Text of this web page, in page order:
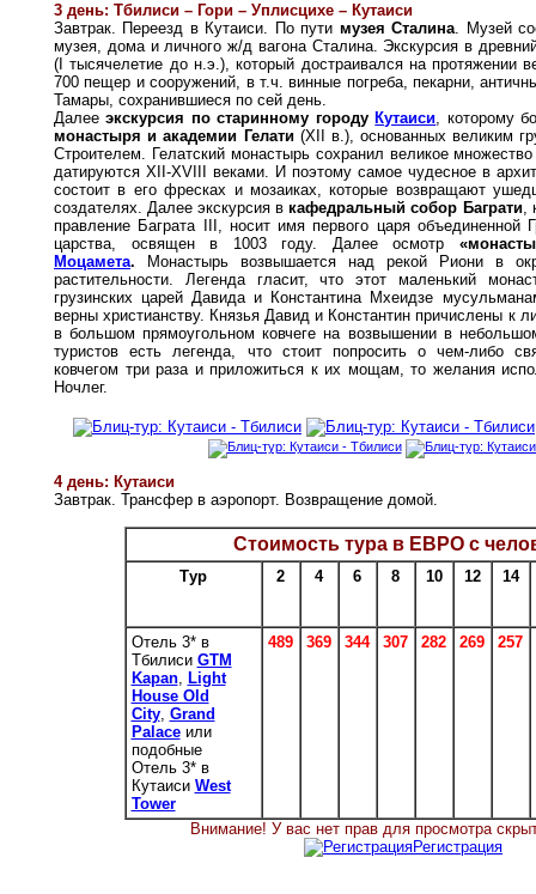
3 день: Тбилиси – Гори – Уплисцихе – Кутаиси
Завтрак. Переезд в Кутаиси. По пути музея Сталина. Музей
музея, дома и личного ж/д вагона Сталина. Экскурсия в
(I тысячелетие до н.э.), который достраивался на протяжении
700 пещер и сооружений, в т.ч. винные погреба, пекарни,
Тамары, сохранившиеся по сей день.
Далееэкскурсия по старинному городу Кутаиси, которому
монастыря и академии Гелати (XII в.), основанных великим
Строителем. Гелатский монастырь сохранил великое
датируются XII-XVIII веками. И поэтому самое чудесное в
состоит в его фресках и мозаиках, которые возвращают
создателях. Далее экскурсия вкафедральный собор Баграти,
правление Баграта III, носит имя первого царя объединенной
царства, освящен в 1003 году. Далее осмотр
Моцамета.
Монастырь возвышается над рекой Риони в
растительности. Легенда гласит, что этот маленький
грузинских царей Давида и Константина Мхеидзе
верны христианству. Князья Давид и Константин причислены к
в большом прямоугольном ковчеге на возвышении в
туристов есть легенда, что стоит попросить о чем-либо
ковчегом три раза и приложиться к их мощам, то желания
Ночлег.
4 день: Кутаиси
Завтрак. Трансфер в аэропорт. Возвращение домой.
Стоимость тура в ЕВРО с
Тур 2 4 6 8 10 12 14
Отель 3* в
Тбилиси GTM
Kapan, Light
House Old
City, Grand
Palaceили
подобные
Отель 3* в
Кутаиси West
Tower
489 369 344 307 282 269 257
Внимание! У вас нет прав для просмотра
Регистрация